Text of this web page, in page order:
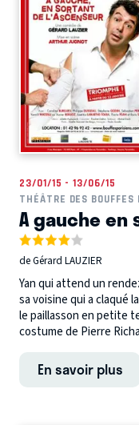
23/01/15 - 13/06/15
THÉÂTRE DES BOUFFES
A gauche
de Gérard LAUZIER
Yan qui attend un
sa voisine qui a claqué
le paillasson en petite
costume de Pierre
En savoir plus